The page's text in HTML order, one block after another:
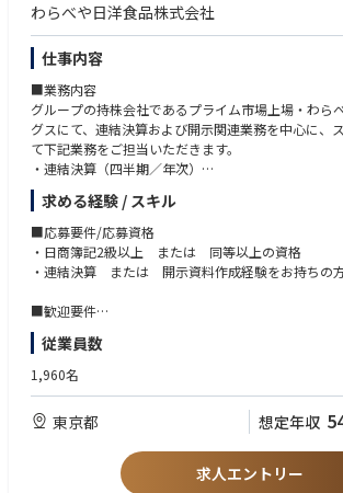
わらべや日洋食品株式会社
仕事内容
■業務内容
グループの持株会社であるプライム市場上場・わら
グスにて、連結決算および開示関連業務を中心に、
て下記業務をご担当いただきます。
・連結決算（四半期／年次）
・予算作成、予実管理、経営管理資料作成
・有価証券報告書、決算短信、適時開示、その他開示
・グループ会社向けの経理・決算業務の指導
・監査法人対応、税務対応
入社後すぐに、わらべや日洋ホールディングス株式
・勤務地：東京都新宿区富久町13-19
・事業内容：食品関連事業
財務企画部は部長、次長を含む計10名弱で構成され
計課への配属を予定しています。
20代～40代のメンバーが所属しており、30代が最も
求める経験 / スキル
■応募要件/応募資格
・日商簿記2級以上 または 同等以上の資格
・連結決算 または 開示資料作成経験をお持ちの
■歓迎要件
・上場会社または上場会社の子会社での実務経験
・法人税、グループ通算等の税務業務経験
・海外子会社の経理・決算対応経験
従業員数
1,960名
東京都 想定年収
求人エントリー